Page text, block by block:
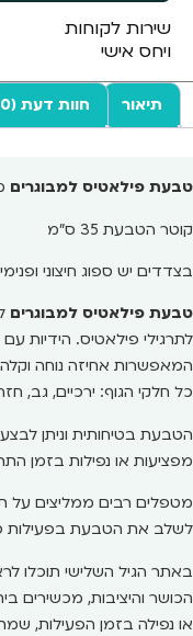
שירות לקוחות
ויחס אישי
תיאור חוות דעת (0)
טבעת פילאטיס למבוגרים
קוטר הטבעת 35 ס"מ
בצדדים יש ספוג חיצוני
טבעת פילאטיס למבוגרים
המאפשרות אחיזה נוחה
כל חלקי הגוף: ירכיים, גב,
הטבעת בטיחותית וניתן
מפציעות או נפילות בזמן
מטפלים רבים ממליצים על
לשלב את הטבעת בפעילות
באתר הגיל השלישי תוכלו
הכושר והיציבות, מכשירים
או נפילה בזמן הפעילות,